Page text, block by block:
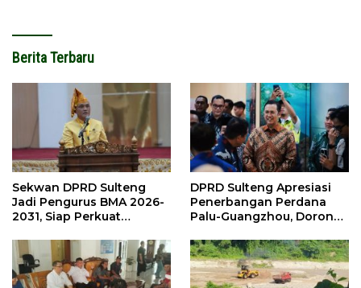
Berita Terbaru
Sekwan DPRD Sulteng
Jadi Pengurus BMA 2026-
2031, Siap Perkuat
DPRD Sulteng Apresiasi
Penerbangan Perdana
Palu-Guangzhou, Dorong